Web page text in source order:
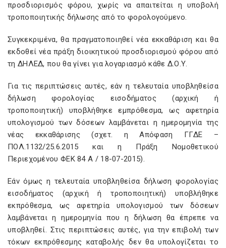
προσδιορισμός φόρου, χωρίς να απαιτείται η υποβολή
τροποποιητικής δήλωσης από το φορολογούμενο.
Συγκεκριμένα, θα πραγματοποιηθεί νέα εκκαθάριση και θα
εκδοθεί νέα πράξη διοικητικού προσδιορισμού φόρου από
τη ΔΗΛΕΔ, που θα γίνει για λογαριασμό κάθε Δ.Ο.Υ.
Για τις περιπτώσεις αυτές, εάν η τελευταία υποβληθείσα
δήλωση φορολογίας εισοδήματος (αρχική ή
τροποποιητική) υποβλήθηκε εμπρόθεσμα, ως αφετηρία
υπολογισμού των δόσεων λαμβάνεται η ημερομηνία της
νέας εκκαθάρισης (σχετ. η Απόφαση ΓΓΔΕ –
ΠΟΛ.1132/25.6.2015 και η Πράξη Νομοθετικού
Περιεχομένου ΦΕΚ 84 Α / 18-07-2015).
Εάν όμως η τελευταία υποβληθείσα δήλωση φορολογίας
εισοδήματος (αρχική ή τροποποιητική) υποβλήθηκε
εκπρόθεσμα, ως αφετηρία υπολογισμού των δόσεων
λαμβάνεται η ημερομηνία που η δήλωση θα έπρεπε να
υποβληθεί. Στις περιπτώσεις αυτές, για την επιβολή των
τόκων εκπρόθεσμης καταβολής δεν θα υπολογίζεται το